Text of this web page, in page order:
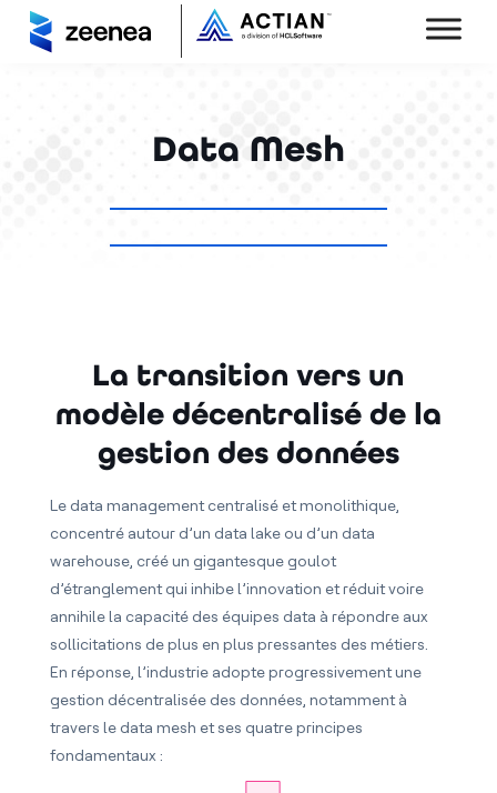
Data Mesh
La transition vers un
modèle décentralisé de la
gestion des données
Le data management centralisé et monolithique,
concentré autour d’un data lake ou d’un data
warehouse, créé un gigantesque goulot
d’étranglement qui inhibe l’innovation et réduit voire
annihile la capacité des équipes data à répondre aux
sollicitations de plus en plus pressantes des métiers.
En réponse, l’industrie adopte progressivement une
gestion décentralisée des données, notamment à
travers le data mesh et ses quatre principes
fondamentaux :